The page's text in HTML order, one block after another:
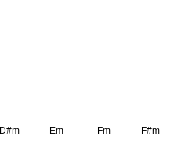
D#m Em Fm F#m